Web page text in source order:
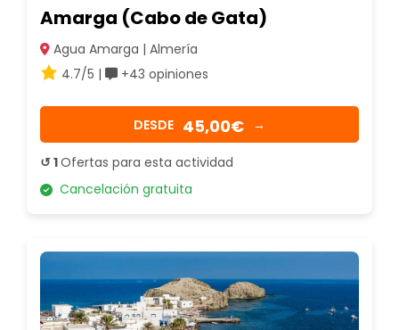
Amarga (Cabo de Gata)
Agua Amarga | Almería
4.7/5 |
+43 opiniones
DESDE 45,00€ →
↺ 1Ofertas para esta actividad
Cancelación gratuita